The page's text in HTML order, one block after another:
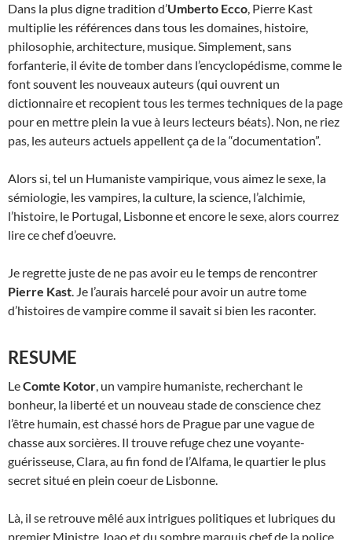
Dans la plus digne tradition d’Umberto Ecco, Pierre Kast
multiplie les références dans tous les domaines, histoire,
philosophie, architecture, musique. Simplement, sans
forfanterie, il évite de tomber dans l’encyclopédisme, comme le
font souvent les nouveaux auteurs (qui ouvrent un
dictionnaire et recopient tous les termes techniques de la page
pour en mettre plein la vue à leurs lecteurs béats). Non, ne riez
pas, les auteurs actuels appellent ça de la “documentation”.
Alors si, tel un Humaniste vampirique, vous aimez le sexe, la
sémiologie, les vampires, la culture, la science, l’alchimie,
l’histoire, le Portugal, Lisbonne et encore le sexe, alors courrez
lire ce chef d’oeuvre.
Je regrette juste de ne pas avoir eu le temps de rencontrer
Pierre Kast. Je l’aurais harcelé pour avoir un autre tome
d’histoires de vampire comme il savait si bien les raconter.
RESUME
LeComte Kotor, un vampire humaniste, recherchant le
bonheur, la liberté et un nouveau stade de conscience chez
l’être humain, est chassé hors de Prague par une vague de
chasse aux sorcières. Il trouve refuge chez une voyante-
guérisseuse, Clara, au fin fond de l’Alfama, le quartier le plus
secret situé en plein coeur de Lisbonne.
Là, il se retrouve mêlé aux intrigues politiques et lubriques du
premier Ministre Joao et du sombre marquis chef de la police.